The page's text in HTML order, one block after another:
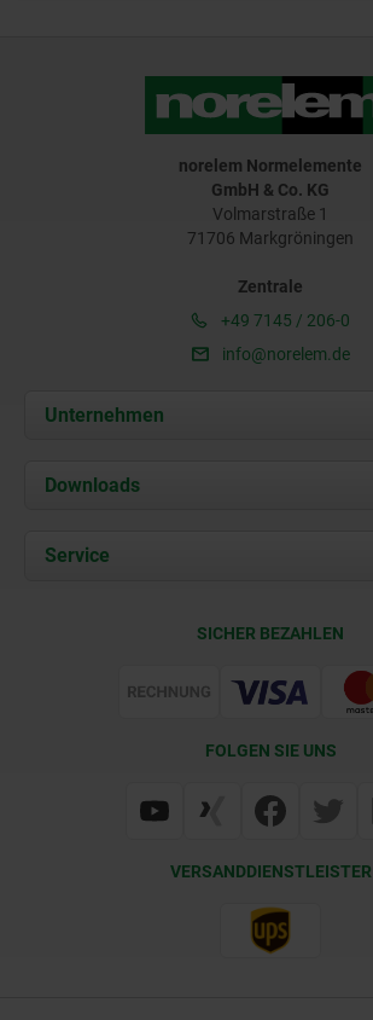
norelem Normelemente
GmbH & Co. KG
Volmarstraße 1
71706 Markgröningen
Zentrale
+49 7145 / 206-0
info@norelem.de
Unternehmen
Über uns
Karriere
Downloads
Dokumente
Service
Web Support
SICHER BEZAHLEN
FOLGEN SIE UNS
VERSANDDIENSTLEISTER